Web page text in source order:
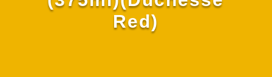
Red)